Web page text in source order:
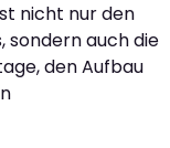
nicht nur den
sondern auch die
den Aufbau